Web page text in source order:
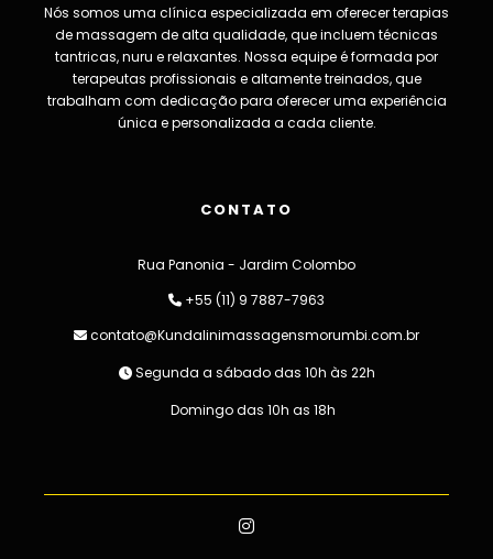
Nós somos uma clínica especializada em oferecer terapias
de massagem de alta qualidade, que incluem técnicas
tantricas, nuru e relaxantes. Nossa equipe é formada por
terapeutas profissionais e altamente treinados, que
trabalham com dedicação para oferecer uma experiência
única e personalizada a cada cliente.
CONTATO
Rua Panonia - Jardim Colombo
+55 (11) 9 7887-7963
contato@Kundalinimassagensmorumbi.com.br
Segunda a sábado das 10h às 22h
Domingo das 10h as 18h